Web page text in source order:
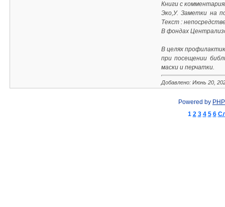
Книги с
Эко,У. Заметки на
Текст :
В фондах
В целях
при посещении
маски и перчатки.
Добавлено: Июнь 20,
Powered by
1 2 3 4 5 6